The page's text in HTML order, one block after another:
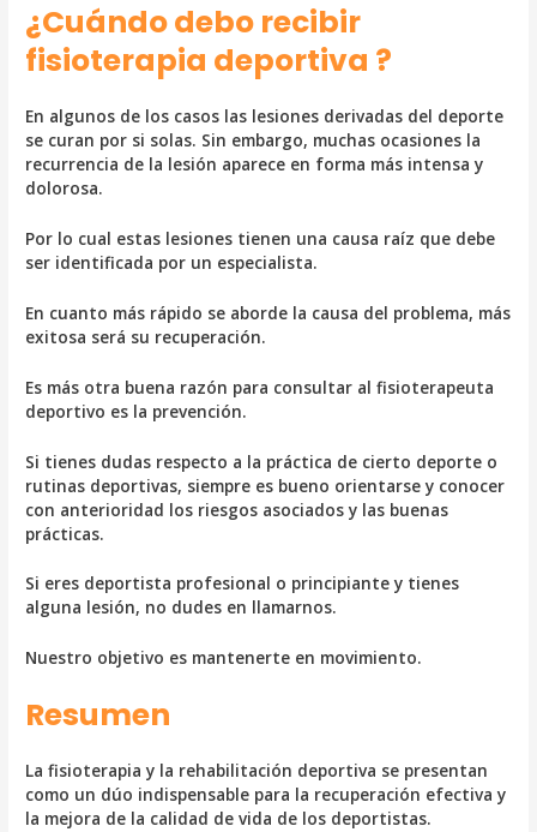
¿Cuándo debo recibir
fisioterapia deportiva ?
En algunos de los casos las lesiones derivadas del deporte
se curan por si solas. Sin embargo, muchas ocasiones la
recurrencia de la lesión aparece en forma más intensa y
dolorosa.
Por lo cual estas lesiones tienen una causa raíz que debe
ser identificada por un especialista.
En cuanto más rápido se aborde la causa del problema, más
exitosa será su recuperación.
Es más otra buena razón para consultar al fisioterapeuta
deportivo es la prevención.
Si tienes dudas respecto a la práctica de cierto deporte o
rutinas deportivas, siempre es bueno orientarse y conocer
con anterioridad los riesgos asociados y las buenas
prácticas.
Si eres deportista profesional o principiante y tienes
alguna lesión, no dudes en llamarnos.
Nuestro objetivo es mantenerte en movimiento.
Resumen
La fisioterapia y la rehabilitación deportiva se presentan
como un dúo indispensable para la recuperación efectiva y
la mejora de la calidad de vida de los deportistas.